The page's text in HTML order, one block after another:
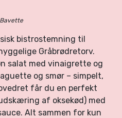
bistrostemning til
Gråbrødretorv.
salat med vinaigrette og
og smør – simpelt,
får du en perfekt
af oksekød) med
Alt sammen for kun